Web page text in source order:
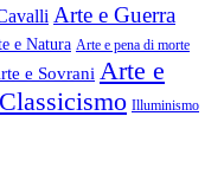
Arte e Guerra
e Natura Arte e pena di morte
e Sovrani Arte e
Classicismo Illuminismo